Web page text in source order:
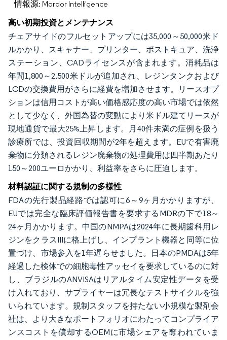
情報源: Mordor Intelligence
高い初期投資とメンテナンス
チェアサイドのフルセットアップには35,000～50,000米ド
ルかかり、スキャナー、プリンター、ポストキュア、洗浄
ステーション、CADライセンスが含まれます。消耗品は
年間1,800～2,500米ドルが追加され、レジンタンクおよび
LCDの交換費用がさらに経費を増加させます。リースオプ
ションは信用コストが高い価格感応度の高い市場では依然
として少なく、外国為替の変動により米ドル建てリースが
現地通貨で最大25%上昇します。月40件未満の症例を扱う
診療所では、投資回収期間が2年を超えます。EUで有害廃
棄物に分類されるレジン廃棄物の処理費用は四半期あたり
150～200ユーロかかり、利益率をさらに圧迫します。
材料認証に関する規制の多様性
FDAの先行製品経路では認可に6～9ヶ月かかりますが、
EUでは完全な臨床評価報告書を要求するMDRの下で18～
24ヶ月かかります。中国のNMPAは2024年に長期歯科用レ
ジンをクラスIIIに格上げし、インプラント機器と同等に位
置づけ、市場参入を1年遅らせました。日本のPMDAは5年
経過した検体での細胞毒性アッセイを要求しているのに対
し、ブラジルのANVISAはリアルタイム安定性データを受
け入れており、サプライヤーは冗長なテストサイクルを強
いられています。規制スタッフを持たない小規模な製剤会
社は、より大きなポートフォリオにわたってコンプライア
ンスコストを償却するOEMに市場シェアを奪われていま